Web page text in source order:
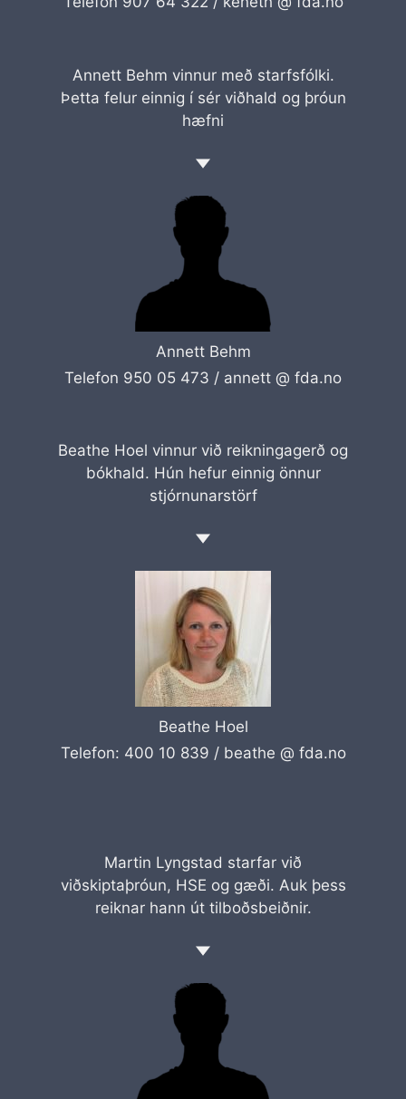
Annett Behm vinnur með starfsfólki.
Þetta felur einnig í sér viðhald og þróun
hæfni
Annett Behm
Telefon 950 05 473 / annett @ fda.no
Beathe Hoel vinnur við reikningagerð og
bókhald. Hún hefur einnig önnur
stjórnunarstörf
Beathe Hoel
Telefon: 400 10 839 / beathe @ fda.no
Martin Lyngstad starfar við
viðskiptaþróun, HSE og gæði. Auk þess
reiknar hann út tilboðsbeiðnir.